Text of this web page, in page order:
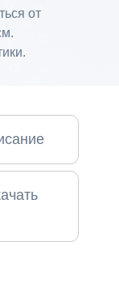
от